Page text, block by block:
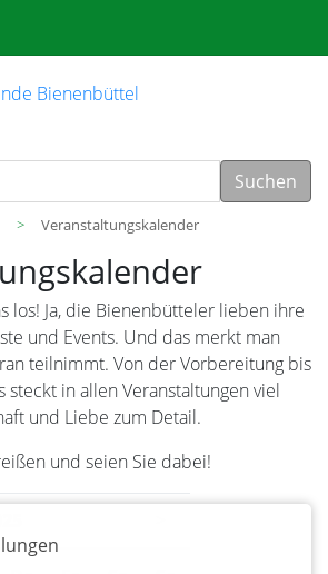
Suchen
Veranstaltungskalender
los! Ja, die Bienenbütteler lieben ihre
und Events. Und das merkt man
teilnimmt. Von der Vorbereitung bis
steckt in allen Veranstaltungen viel
und Liebe zum Detail.
und seien Sie dabei!